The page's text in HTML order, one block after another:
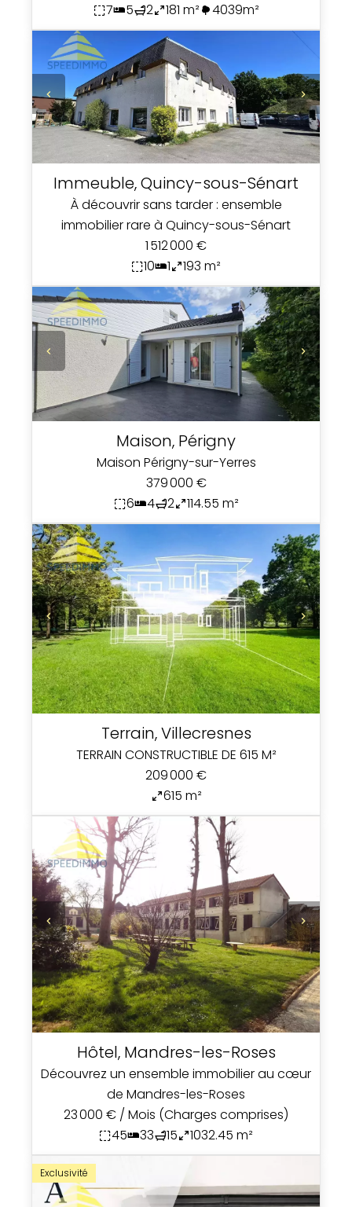
7
5 2 181 m² 4039m²
Immeuble, Quincy-sous-Sénart
À découvrir sans tarder : ensemble
immobilier rare à Quincy-sous-Sénart
1 512 000 €
10
1 193 m²
Maison, Périgny
Maison Périgny-sur-Yerres
379 000 €
6
4 2 114.55 m²
Terrain, Villecresnes
TERRAIN CONSTRUCTIBLE DE 615 M²
209 000 €
615 m²
Hôtel, Mandres-les-Roses
Découvrez un ensemble immobilier au cœur
de Mandres-les-Roses
23 000 € / Mois (Charges comprises)
45
33 15 1032.45 m²
Exclusivité